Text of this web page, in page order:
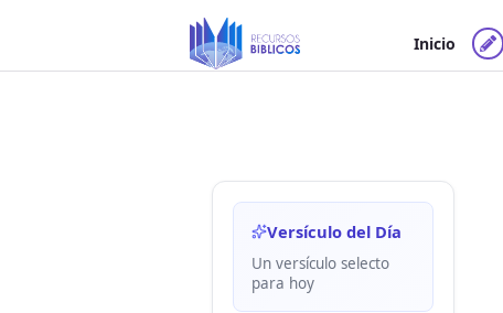
contenido
Inicio
Versículo del Día
Un versículo selecto
para hoy